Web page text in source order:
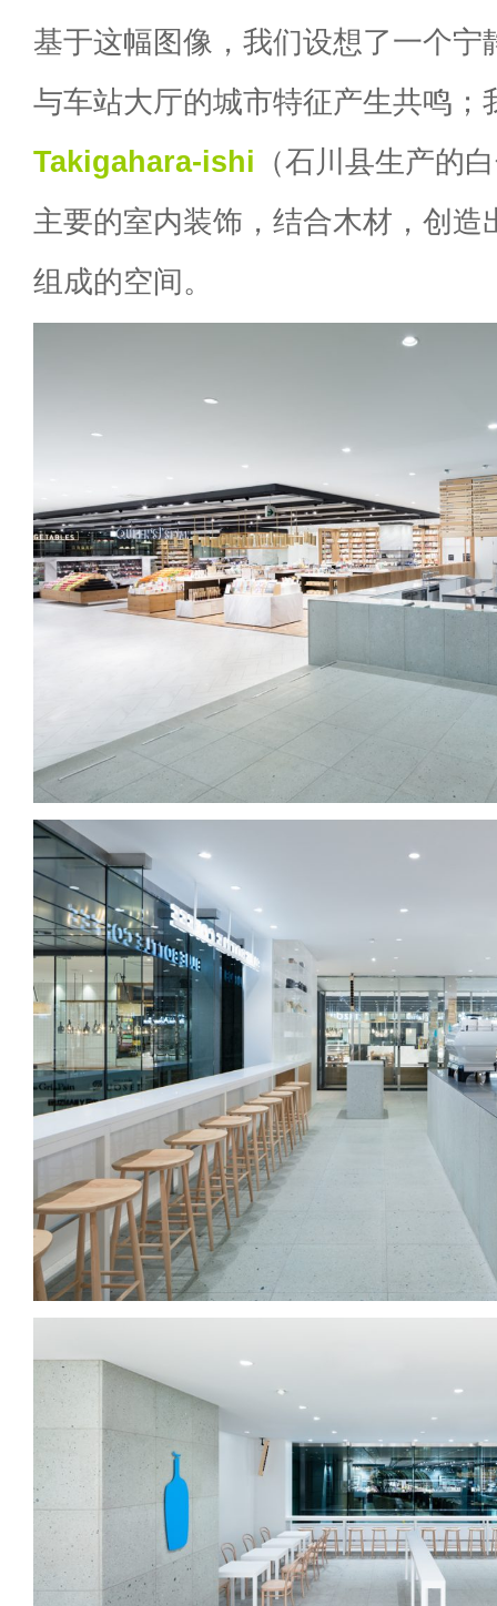
基于这幅图像，我们设想了一个宁
与车站大厅的城市特征产生共鸣；
Takigahara-ishi （石川县生产的
主要的室内装饰，结合木材，创造
组成的空间。